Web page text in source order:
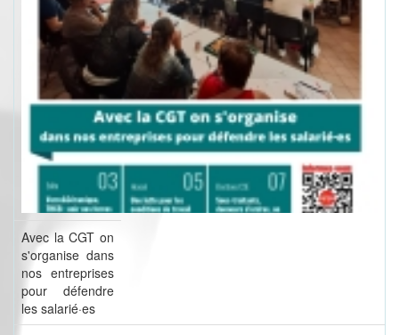
Avec la CGT on
s'organise dans
nos entreprises
pour défendre
les salarié·es